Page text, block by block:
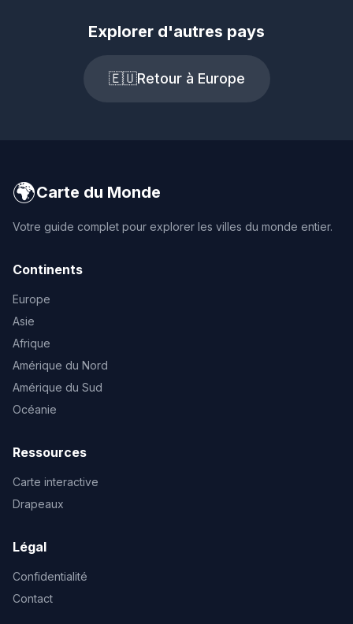
Explorer d'autres pays
🇪🇺Retour à Europe
🌍Carte du Monde
Votre guide complet pour explorer les villes du monde entier.
Continents
Europe
Asie
Afrique
Amérique du Nord
Amérique du Sud
Océanie
Ressources
Carte interactive
Drapeaux
Légal
Confidentialité
Contact